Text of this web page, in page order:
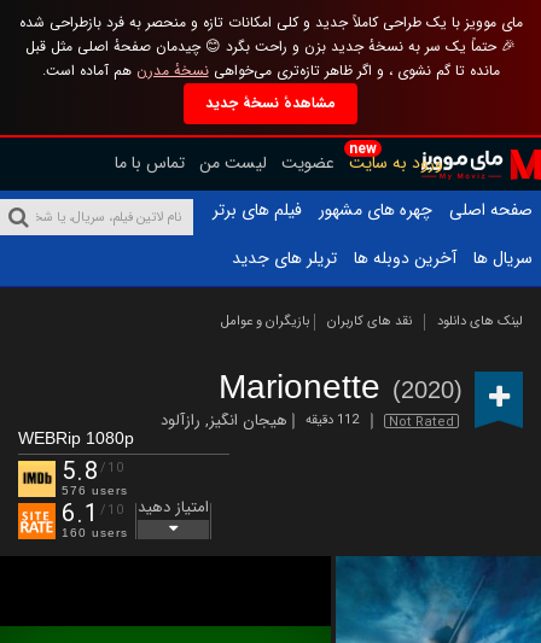
مای موویز با یک طراحی کاملاً جدید و کلی امکانات تازه و منحصر به فرد بازطراحی شده
🎉 حتماً یک سر به نسخهٔ جدید بزن و راحت بگرد 😊 چیدمان صفحهٔ اصلی مثل قبل
مانده تا گم نشوی ، و اگر ظاهر تازه‌تری می‌خواهینسخهٔ مدرن هم آماده است.
مشاهدهٔ نسخهٔ جدید
new
ورود به سایت عضویت لیست من تماس با ما
صفحه اصلی
چهره های مشهور
فیلم های برتر
سریال ها
آخرین دوبله ها تریلر های جدید
لینک های دانلود نقد های کاربران بازیگران و عوامل
Marionette (2020)
Not Rated 112 دقیقه هیجان انگیز, رازآلود
WEBRip 1080p
5.8 /10
576 users
6.1 /10
160 users
امتیاز دهید